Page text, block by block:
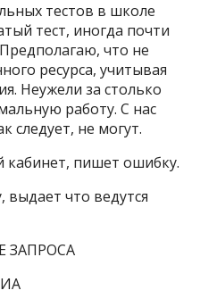
тестов в школе
тест, иногда почти
что не
ресурса, учитывая
Неужели за столько
работу. С нас
следует, не могут.
кабинет, пишет ошибку.
выдает что ведутся
ЗАПРОСА